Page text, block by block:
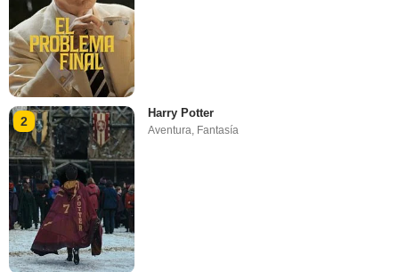
2
Harry Potter
Aventura, Fantasía